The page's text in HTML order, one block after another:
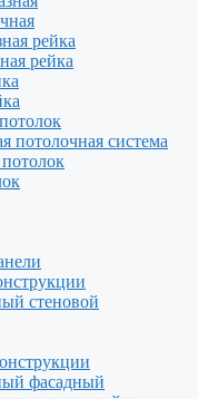
рейка
рейка
потолочная система
стеновой
фасадный